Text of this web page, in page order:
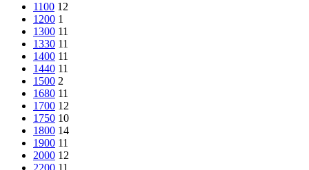
1100 12
1200 1
1300 11
1330 11
1400 11
1440 11
1500 2
1680 11
1700 12
1750 10
1800 14
1900 11
2000 12